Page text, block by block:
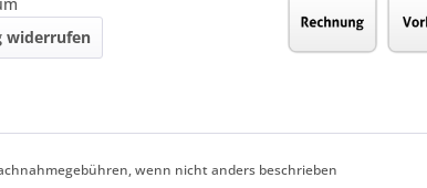
widerrufen
wenn nicht anders beschrieben